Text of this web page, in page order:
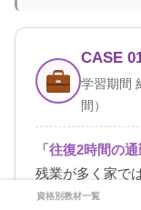
CASE
学習期間
間）
「往復2時間の
残業が多く家で
ィングを選択。
資格別教材一覧